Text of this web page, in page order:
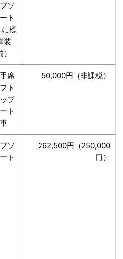
ソ
ト
に標
装
）
席
ト
プ
ト
車
50,000円（非課税）
ソ
ト
262,500円（250,000
円）